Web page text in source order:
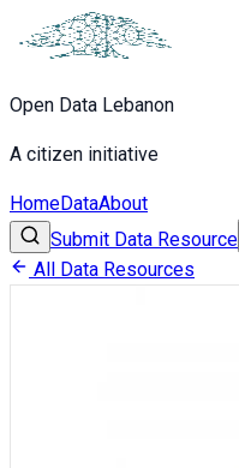
Open Data Lebanon
A citizen initiative
HomeDataAbout
Submit Data Resource
All Data Resources